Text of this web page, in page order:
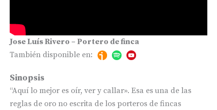
Jose Luís Rivero – Portero de finca
También disponible en:
Sinopsis
“Aquí lo mejor es oír, ver y callar». Esa es una de las
reglas de oro no escrita de los porteros de fincas